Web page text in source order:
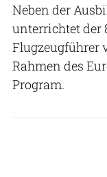
Neben der
unterrichtet der
Flugzeugführer
Rahmen des
Program.